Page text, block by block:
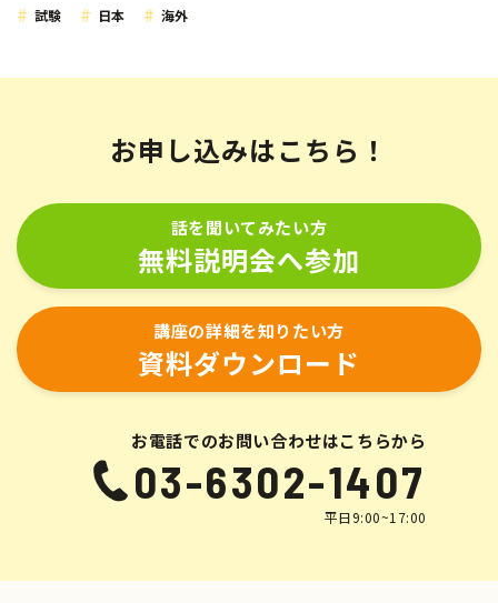
試験 日本 海外
お申し込みはこちら！
話を聞いてみたい方
無料説明会へ参加
講座の詳細を知りたい方
資料ダウンロード
お電話でのお問い合わせはこちらから
03-6302-1407
平日9:00~17:00